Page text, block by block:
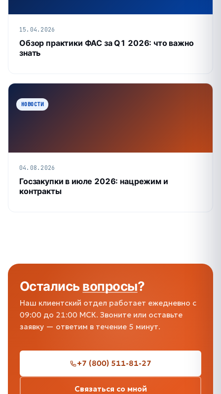
15.04.2026
Обзор практики ФАС за Q1 2026: что важно
знать
НОВОСТИ
04.08.2026
Госзакупки в июле 2026: нацрежим и
контракты
Осталисьвопросы?
Наш клиентский отдел работает ежедневно с
09:00 до 21:00 МСК. Звоните или оставьте
заявку — ответим в течение 5 минут.
+7 (800) 511-81-27
Связаться со мной